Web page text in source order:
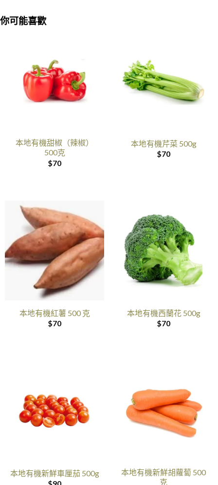
你可能喜歡
本地有機甜椒（辣椒）
500克
$70
本地有機芹菜 500g
$70
本地有機紅薯 500 克
$70
本地有機西蘭花 500g
$70
本地有機新鮮車厘茄 500g
本地有機新鮮胡蘿蔔 500
克